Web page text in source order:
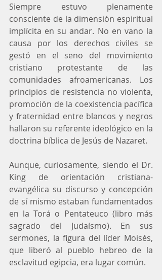
Siempre estuvo plenamente
consciente de la dimensión espiritual
implícita en su andar. No en vano la
causa por los derechos civiles se
gestó en el seno del movimiento
cristiano protestante de las
comunidades afroamericanas. Los
principios de resistencia no violenta,
promoción de la coexistencia pacífica
y fraternidad entre blancos y negros
hallaron su referente ideológico en la
doctrina bíblica de Jesús de Nazaret.
Aunque, curiosamente, siendo el Dr.
King de orientación cristiana-
evangélica su discurso y concepción
de sí mismo estaban fundamentados
en la Torá o Pentateuco (libro más
sagrado del Judaísmo). En sus
sermones, la figura del líder Moisés,
que liberó al pueblo hebreo de la
esclavitud egipcia, era lugar común.